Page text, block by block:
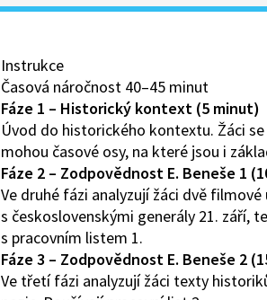
Instrukce
Časová náročnost 40–45 minut
Fáze 1 – Historický kontext (5 minut)
Úvod do historického kontextu. Žáci
mohou časové osy, na které jsou i
Fáze 2 – Zodpovědnost E. Beneše 1
Ve druhé fázi analyzují žáci dvě
s československými generály 21. září,
s pracovním listem 1.
Fáze 3 – Zodpovědnost E. Beneše 2
Ve třetí fázi analyzují žáci texty